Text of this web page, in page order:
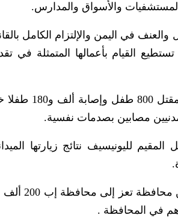
والأسواق والمدارس.
في اليمن والإلتزام الكامل
القيام بأعمالها المتمثلة في
وأكدت أن
مصابين بصدمات نفسية.
لليونيسيف نتائج زيارتها
وأشارت
في المحافظة .